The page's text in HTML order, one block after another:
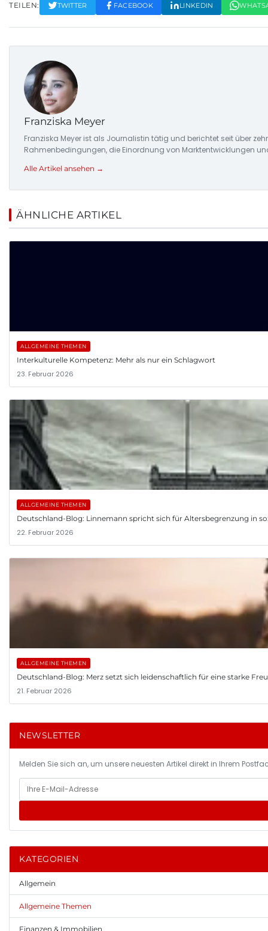
TEILEN: TWITTER FACEBOOK LINKEDIN
Franziska Meyer
Franziska Meyer ist als Journalistin tätig und berichtet seit über
Rahmenbedingungen, die Einordnung von Marktentwicklungen
Alle Artikel ansehen →
ÄHNLICHE ARTIKEL
ALLGEMEINE THEMEN
Interkulturelle Kompetenz: Mehr als nur ein Schlagwort
23. Februar 2026
ALLGEMEINE THEMEN
Deutschland-Blog: Linnemann spricht sich für Altersbegrenzung in
22. Februar 2026
ALLGEMEINE THEMEN
Deutschland-Blog: Merz setzt sich leidenschaftlich für eine starke
21. Februar 2026
NEWSLETTER
Melden Sie sich an, um unsere neuesten Artikel direkt in Ihrem
KATEGORIEN
Allgemein
Allgemeine Themen
Finanzen & Immobilien